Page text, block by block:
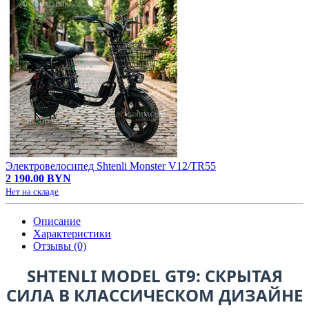
Электровелосипед Shtenli Monster V12/TR55
2 190.00 BYN
Нет на складе
Описание
Характеристики
Отзывы (0)
SHTENLI MODEL GT9: СКРЫТАЯ
СИЛА В КЛАССИЧЕСКОМ ДИЗАЙНЕ